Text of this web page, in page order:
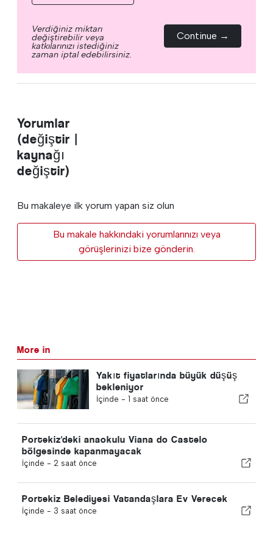
Verdiğiniz miktarı
değiştirebilir veya
katkılarınızı istediğiniz
zaman iptal edebilirsiniz.
Continue →
Yorumlar
(değiştir |
kaynağı
değiştir)
Bu makaleye ilk yorum yapan siz olun
Bu makale hakkındaki yorumlarınızı veya
görüşlerinizi bize gönderin.
More in
Yakıt fiyatlarında büyük düşüş
bekleniyor
İçinde - 1 saat önce
Portekiz'deki anaokulu Viana do Castelo
bölgesinde kapanmayacak
İçinde - 2 saat önce
Portekiz Belediyesi Vatandaşlara Ev Verecek
İçinde - 3 saat önce